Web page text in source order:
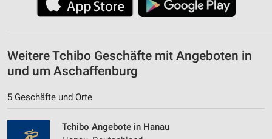
Weitere Tchibo Geschäfte mit Angeboten in
und um Aschaffenburg
5 Geschäfte und Orte
Tchibo Angebote in Hanau